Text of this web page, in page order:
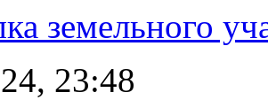
земельного
23:48